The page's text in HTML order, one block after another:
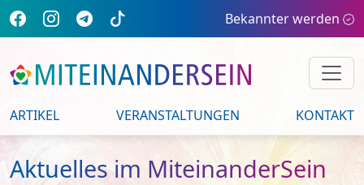
Bekannter werden
ARTIKEL VERANSTALTUNGEN KONTAKT
Aktuelles im MiteinanderSein